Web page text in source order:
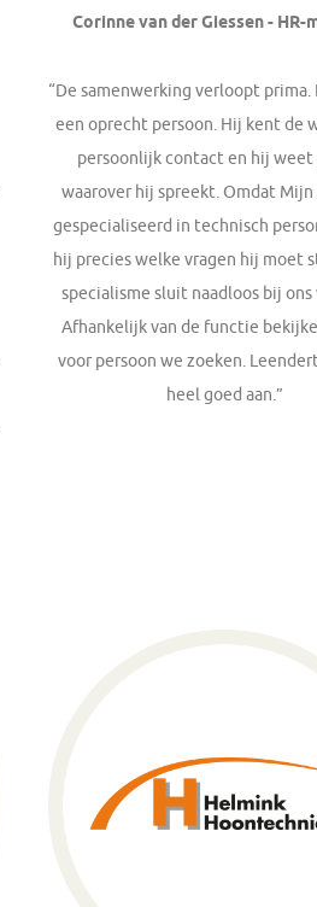
Corinne van der Giessen - HR-
“De samenwerking verloopt prima.
een oprecht persoon. Hij kent de
persoonlijk contact en hij weet
waarover hij spreekt. Omdat Mijn
gespecialiseerd in technisch
hij precies welke vragen hij moet
specialisme sluit naadloos bij ons
Afhankelijk van de functie
voor persoon we zoeken.
heel goed aan.”